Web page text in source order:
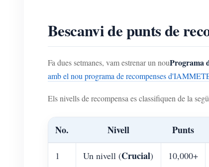
Bescanvi de punts de
Fa dues setmanes, vam estrenar un nouPrograma
amb el nou programa de recompenses
Els nivells de recompensa es classifiquen de la
No. Nivell Punts
1 Un nivell (Crucial) 10,000+